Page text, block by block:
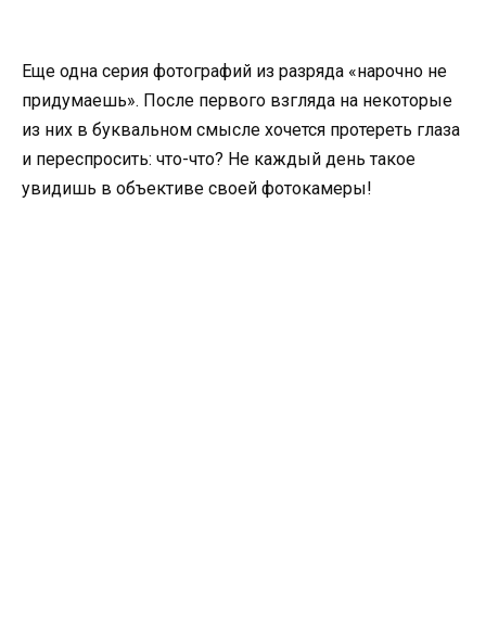
Еще одна серия фотографий из разряда «нарочно не
придумаешь». После первого взгляда на некоторые
из них в буквальном смысле хочется протереть глаза
и переспросить: что-что? Не каждый день такое
увидишь в объективе своей фотокамеры!